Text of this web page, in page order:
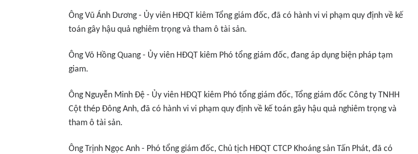
Ông Vũ Ánh Dương - Ủy viên HĐQT kiêm Tổng giám đốc, đã có hành vi vi phạm quy định về kế
toán gây hậu quả nghiêm trọng và tham ô tài sản.
Ông Võ Hồng Quang - Ủy viên HĐQT kiêm Phó tổng giám đốc, đang áp dụng biện pháp tạm
giam.
Ông Nguyễn Minh Đệ - Ủy viên HĐQT kiêm Phó tổng giám đốc, Tổng giám đốc Công ty TNHH
Cột thép Đông Anh, đã có hành vi vi phạm quy định về kế toán gây hậu quả nghiêm trọng và
tham ô tài sản.
Ông Trịnh Ngọc Anh - Phó tổng giám đốc, Chủ tịch HĐQT CTCP Khoáng sản Tấn Phát, đã có